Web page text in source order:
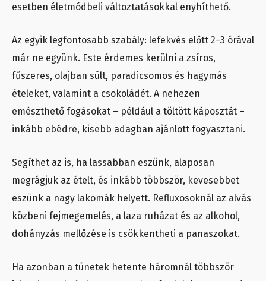
esetben életmódbeli változtatásokkal enyhíthető.
Az egyik legfontosabb szabály: lefekvés előtt 2–3 órával
már ne együnk. Este érdemes kerülni a zsíros,
fűszeres, olajban sült, paradicsomos és hagymás
ételeket, valamint a csokoládét. A nehezen
emészthető fogásokat – például a töltött káposztát –
inkább ebédre, kisebb adagban ajánlott fogyasztani.
Segíthet az is, ha lassabban eszünk, alaposan
megrágjuk az ételt, és inkább többször, kevesebbet
eszünk a nagy lakomák helyett. Refluxosoknál az alvás
közbeni fejmegemelés, a laza ruházat és az alkohol,
dohányzás mellőzése is csökkentheti a panaszokat.
Ha azonban a tünetek hetente háromnál többször